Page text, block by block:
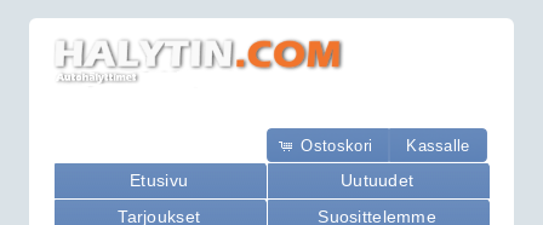
Ostoskori Kassalle
Etusivu
Uutuudet
Tarjoukset
Suosittelemme